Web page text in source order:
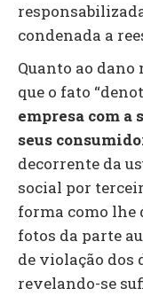
condenada a
Quanto ao
que o fato
empresa com a
seus
decorrente da
social por
forma como lhe
fotos da parte
de violação dos
revelando-se